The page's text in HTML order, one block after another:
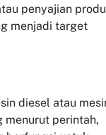
penyajian
menjadi target
diesel atau
menurut perintah,